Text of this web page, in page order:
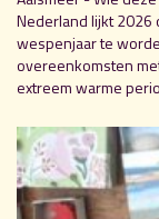
Nederland lijkt 2026
wespenjaar te
overeenkomsten
extreem warme